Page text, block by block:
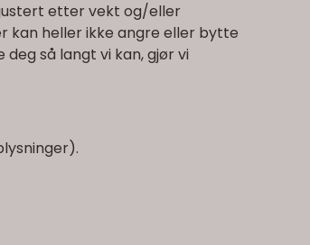
etter vekt og/eller
kan heller ikke angre eller bytte
så langt vi kan, gjør vi